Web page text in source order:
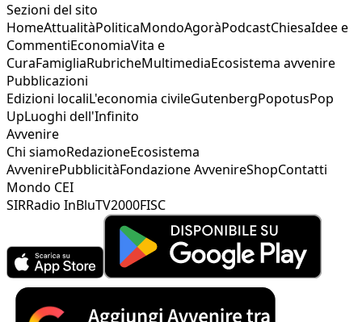
Sezioni del sito
HomeAttualitàPoliticaMondoAgoràPodcastChiesaIdee e
CommentiEconomiaVita e
CuraFamigliaRubricheMultimediaEcosistema avvenire
Pubblicazioni
Edizioni localiL'economia civileGutenbergPopotusPop
UpLuoghi dell'Infinito
Avvenire
Chi siamoRedazioneEcosistema
AvvenirePubblicitàFondazione AvvenireShopContatti
Mondo CEI
SIRRadio InBluTV2000FISC